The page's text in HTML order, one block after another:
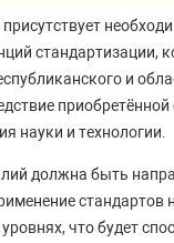
стандартизации,
и
приобретённой
науки и технологии.
должна быть
стандартов
что будет